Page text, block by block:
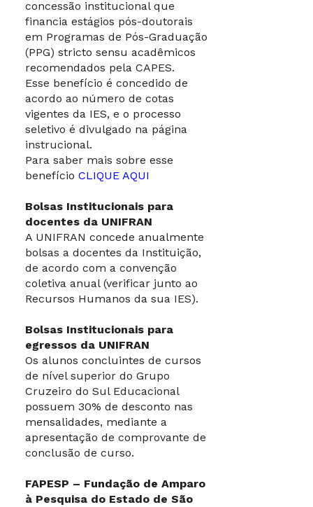
concessão institucional que
financia estágios pós-doutorais
em Programas de Pós-Graduação
(PPG) stricto sensu acadêmicos
recomendados pela CAPES.
Esse benefício é concedido de
acordo ao número de cotas
vigentes da IES, e o processo
seletivo é divulgado na página
instrucional.
Para saber mais sobre esse
benefício CLIQUE AQUI
Bolsas Institucionais para
docentes da UNIFRAN
A UNIFRAN concede anualmente
bolsas a docentes da Instituição,
de acordo com a convenção
coletiva anual (verificar junto ao
Recursos Humanos da sua IES).
Bolsas Institucionais para
egressos da UNIFRAN
Os alunos concluintes de cursos
de nível superior do Grupo
Cruzeiro do Sul Educacional
possuem 30% de desconto nas
mensalidades, mediante a
apresentação de comprovante de
conclusão de curso.
FAPESP – Fundação de Amparo
à Pesquisa do Estado de São